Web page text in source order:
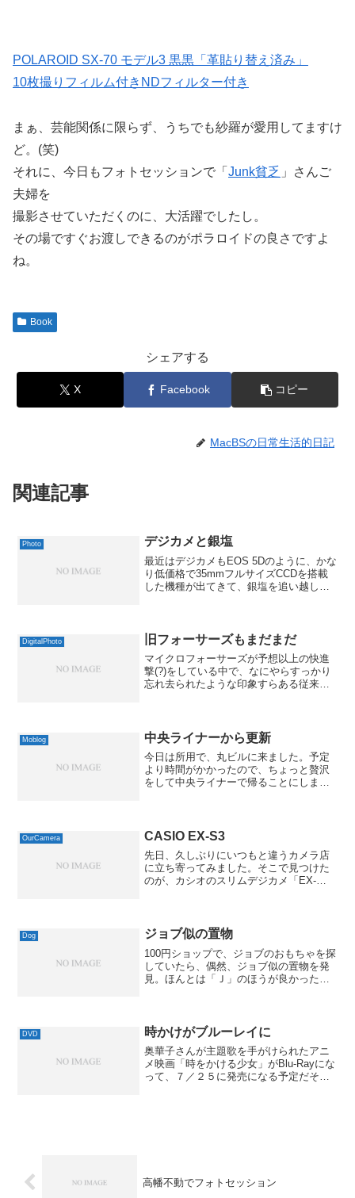
POLAROID SX-70 モデル3 黒黒「革貼り替え済み」
10枚撮りフィルム付きNDフィルター付き
まぁ、芸能関係に限らず、うちでも紗羅が愛用してますけ
ど。(笑)
それに、今日もフォトセッションで「 Junk貧乏 」さんご
夫婦を
撮影させていただくのに、大活躍でしたし。
その場ですぐお渡しできるのがポラロイドの良さですよ
ね。
Book
シェアする
X Facebook コピー
MacBSの日常生活的日記
関連記事
Photo デジカメと銀塩
最近はデジカメもEOS 5Dのように、かな
り低価格で35mmフルサイズCCDを搭載
した機種が出てきて、銀塩を追い越した
では一見、銀塩...
DigitalPhoto 旧フォーサーズもまだまだ
マイクロフォーサーズが予想以上の快進
撃(?)をしている中で、なにやらすっかり
忘れ去られたような印象すらある従来の
OLYMPUS ZUIKO ...
Moblog 中央ライナーから更新
今日は所用で、丸ビルに来ました。予定
より時間がかかったので、ちょっと贅沢
をして中央ライナーで帰ることにしまし
とに出張に行かなきゃいけ...
OurCamera CASIO EX-S3
先日、久しぶりにいつもと違うカメラ店
に立ち寄ってみました。そこで見つけた
のが、カシオのスリムデジカメ「EX-
Dog ジョブ似の置物
100円ショップで、ジョブのおもちゃを探
していたら、偶然、ジョブ似の置物を発
見。ほんとは「Ｊ」のほうが良かったん
ちょっとした仕...
DVD 時かけがブルーレイに
奥華子さんが主題歌を手がけられたアニ
メ映画「時をかける少女」がBlu-Rayにな
って、７／２５に発売になる予定だそう
高幡不動でフォトセッション